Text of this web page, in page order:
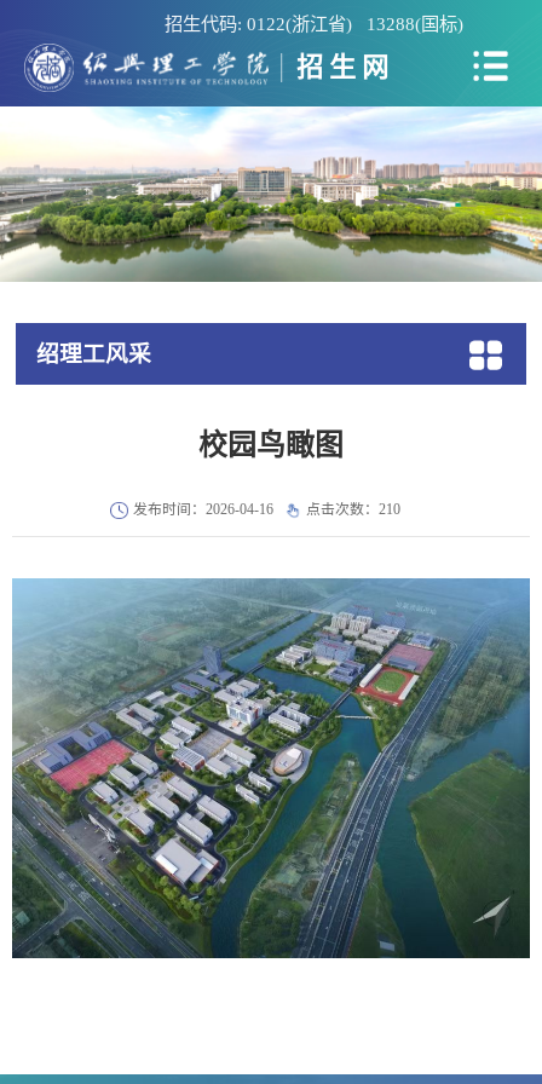
招生网
招生代码: 0122(浙江省) 13288(国标)
绍理工风采
校园鸟瞰图
发布时间：2026-04-16 点击次数：210